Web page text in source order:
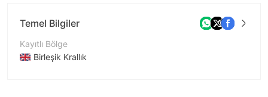
Temel Bilgiler
Kayıtlı Bölge
Birleşik Krallık